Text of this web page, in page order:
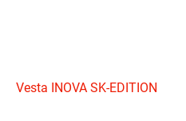
Vesta INOVA SK-EDITION